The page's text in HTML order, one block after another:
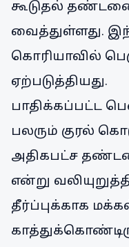
கூடுதல்
வைத்துள்ளது.
கொரியாவில்
ஏற்படுத்தியது.
பாதிக்கப்பட்ட
பலரும் குரல்
அதிகபட்ச
என்று
தீர்ப்புக்காக